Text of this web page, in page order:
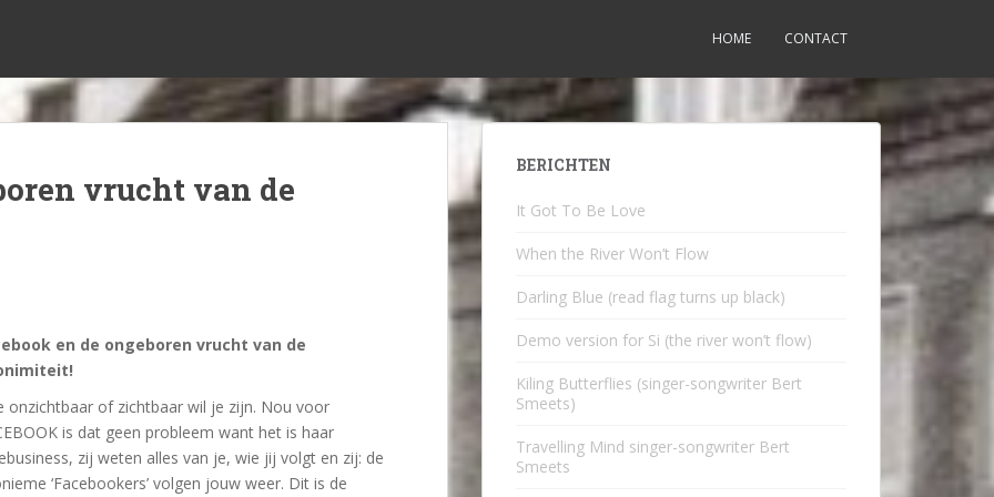
HOME CONTACT
vrucht van de
en de ongeboren vrucht van de
onzichtbaar of zichtbaar wil je zijn. Nou voor
is dat geen probleem want het is haar
zij weten alles van je, wie jij volgt en zij: de
‘Facebookers’ volgen jouw weer. Dit is de
BERICHTEN
It Got To Be Love
When the River Won’t Flow
Darling Blue (read flag turns up black)
Demo version for Si (the river won’t flow)
Kiling Butterflies (singer-songwriter Bert
Smeets)
Travelling Mind singer-songwriter Bert
Smeets